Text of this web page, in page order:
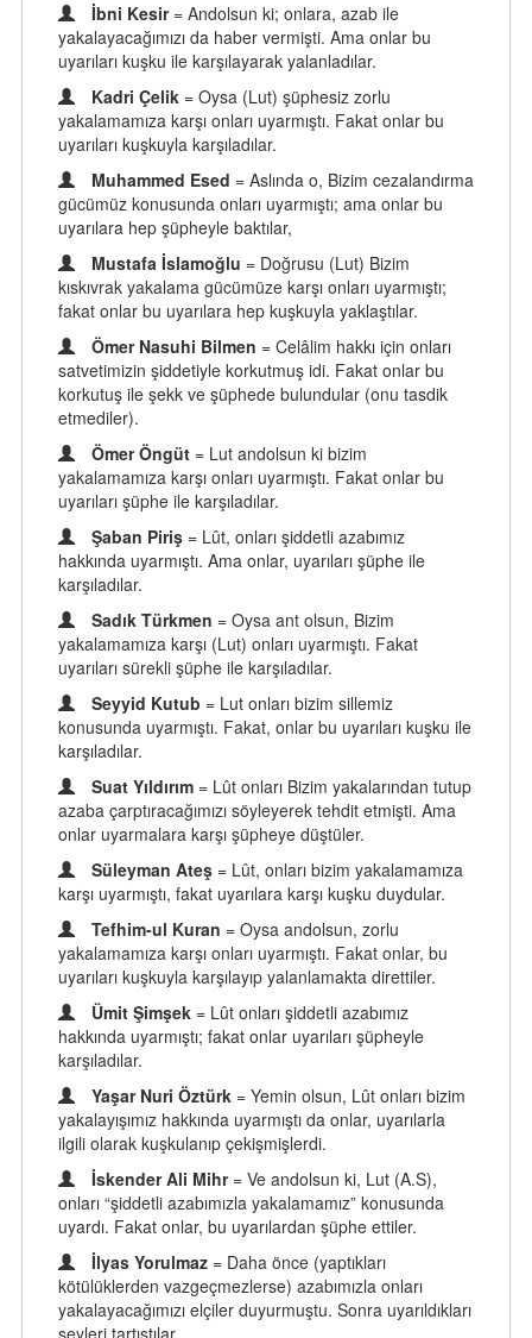
İbni Kesir = Andolsun ki; onlara, azab ile
yakalayacağımızı da haber vermişti. Ama onlar bu
uyarıları kuşku ile karşılayarak yalanladılar.
Kadri Çelik = Oysa (Lut) şüphesiz zorlu
yakalamamıza karşı onları uyarmıştı. Fakat onlar bu
uyarıları kuşkuyla karşıladılar.
Muhammed Esed = Aslında o, Bizim cezalandırma
gücümüz konusunda onları uyarmıştı; ama onlar bu
uyarılara hep şüpheyle baktılar,
Mustafa İslamoğlu = Doğrusu (Lut) Bizim
kıskıvrak yakalama gücümüze karşı onları uyarmıştı;
fakat onlar bu uyarılara hep kuşkuyla yaklaştılar.
Ömer Nasuhi Bilmen = Celâlim hakkı için onları
satvetimizin şiddetiyle korkutmuş idi. Fakat onlar bu
korkutuş ile şekk ve şüphede bulundular (onu tasdik
etmediler).
Ömer Öngüt = Lut andolsun ki bizim
yakalamamıza karşı onları uyarmıştı. Fakat onlar bu
uyarıları şüphe ile karşıladılar.
Şaban Piriş = Lût, onları şiddetli azabımız
hakkında uyarmıştı. Ama onlar, uyarıları şüphe ile
karşıladılar.
Sadık Türkmen = Oysa ant olsun, Bizim
yakalamamıza karşı (Lut) onları uyarmıştı. Fakat
uyarıları sürekli şüphe ile karşıladılar.
Seyyid Kutub = Lut onları bizim sillemiz
konusunda uyarmıştı. Fakat, onlar bu uyarıları kuşku ile
karşıladılar.
Suat Yıldırım = Lût onları Bizim yakalarından tutup
azaba çarptıracağımızı söyleyerek tehdit etmişti. Ama
onlar uyarmalara karşı şüpheye düştüler.
Süleyman Ateş = Lût, onları bizim yakalamamıza
karşı uyarmıştı, fakat uyarılara karşı kuşku duydular.
Tefhim-ul Kuran = Oysa andolsun, zorlu
yakalamamıza karşı onları uyarmıştı. Fakat onlar, bu
uyarıları kuşkuyla karşılayıp yalanlamakta direttiler.
Ümit Şimşek = Lût onları şiddetli azabımız
hakkında uyarmıştı; fakat onlar uyarıları şüpheyle
karşıladılar.
Yaşar Nuri Öztürk = Yemin olsun, Lût onları bizim
yakalayışımız hakkında uyarmıştı da onlar, uyarılarla
ilgili olarak kuşkulanıp çekişmişlerdi.
İskender Ali Mihr = Ve andolsun ki, Lut (A.S),
onları “şiddetli azabımızla yakalamamız” konusunda
uyardı. Fakat onlar, bu uyarılardan şüphe ettiler.
İlyas Yorulmaz = Daha önce (yaptıkları
kötülüklerden vazgeçmezlerse) azabımızla onları
yakalayacağımızı elçiler duyurmuştu. Sonra uyarıldıkları
şeyleri tartıştılar.